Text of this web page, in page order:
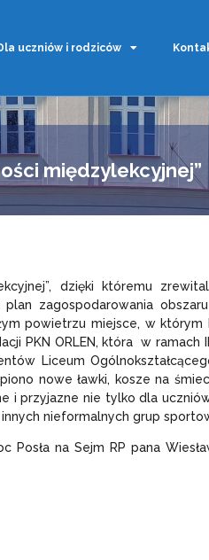
uczniów i rodziców
międzylekcyjnej”
dzięki któremu
zagospodarowania
powietrzu miejsce, w którym
PKN ORLEN, która w
Liceum
nowe ławki, kosze na
przyjazne nie tylko dla
nieformalnych grup
na Sejm RP pana